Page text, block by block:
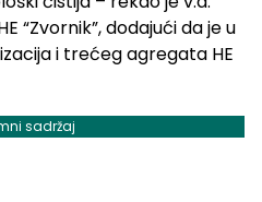
“Zvornik”, dodajući da je u
i trećeg agregata HE
sadržaj